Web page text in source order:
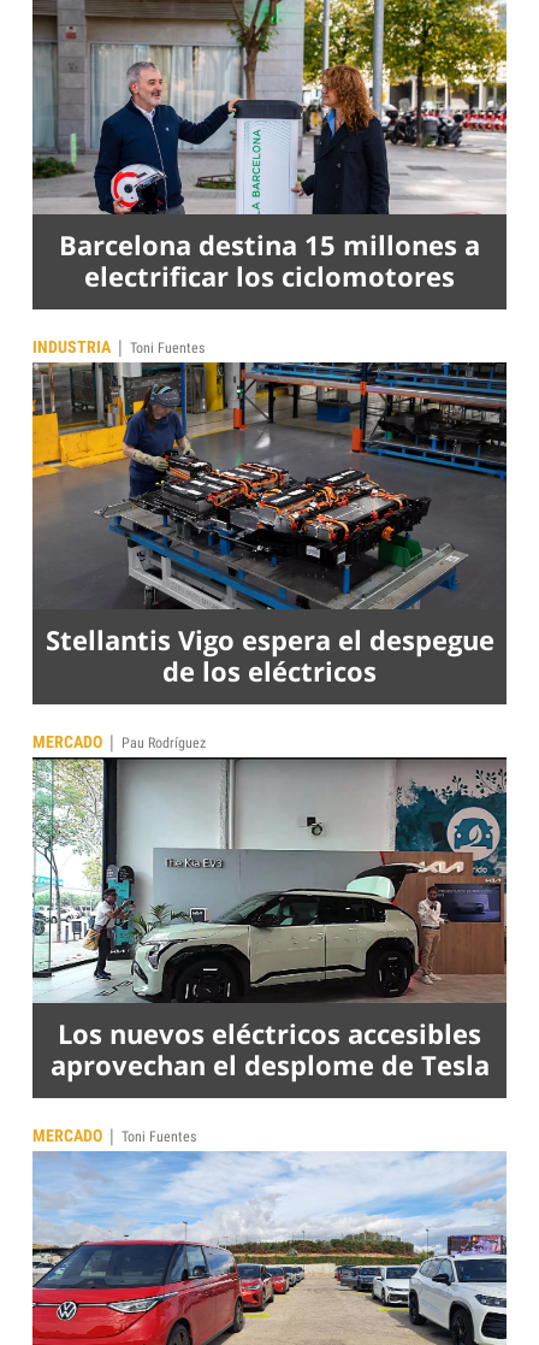
Barcelona destina 15 millones a
electrificar los ciclomotores
INDUSTRIA | Toni Fuentes
Stellantis Vigo espera el despegue
de los eléctricos
MERCADO | Pau Rodríguez
Los nuevos eléctricos accesibles
aprovechan el desplome de Tesla
MERCADO | Toni Fuentes